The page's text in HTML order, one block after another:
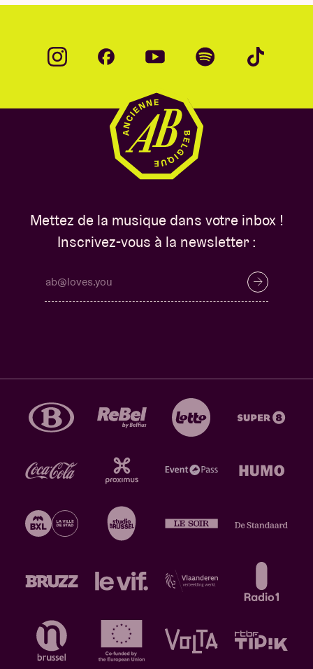
Mettez de la musique dans votre inbox !
Inscrivez-vous à la newsletter :